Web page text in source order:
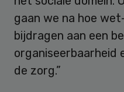
gaan we na hoe
bijdragen aan een
organiseerbaarheid
de zorg.”